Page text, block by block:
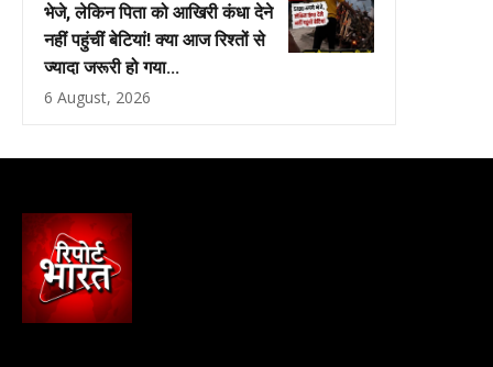
भेजे, लेकिन पिता को आखिरी कंधा देने
नहीं पहुंचीं बेटियां! क्या आज रिश्तों से
ज्यादा जरूरी हो गया...
6 August, 2026